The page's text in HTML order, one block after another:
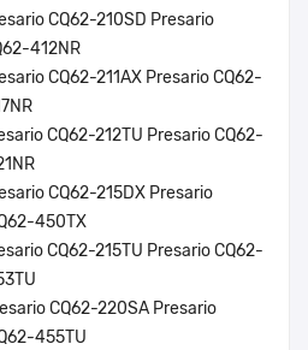
CQ62-210SD Presario
412NR
CQ62-211AX Presario CQ62-
CQ62-212TU Presario CQ62-
CQ62-215DX Presario
450TX
CQ62-215TU Presario CQ62-
CQ62-220SA Presario
455TU